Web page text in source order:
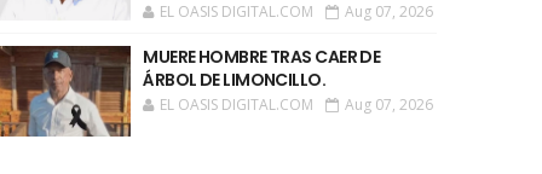
EL OASIS DIGITAL.COM Aug 07, 2026
MUERE HOMBRE TRAS CAER DE
ÁRBOL DE LIMONCILLO.
EL OASIS DIGITAL.COM Aug 07, 2026